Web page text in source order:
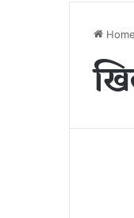
Home